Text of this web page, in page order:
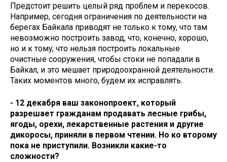
Предстоит решить целый ряд проблем и перекосов.
Например, сегодня ограничения по деятельности на
берегах Байкала приводят не только к тому, что там
невозможно построить завод, что, конечно, хорошо,
но и к тому, что нельзя построить локальные
очистные сооружения, чтобы стоки не попадали в
Байкал, и это мешает природоохранной деятельности.
Таких моментов много, будем их исправлять.
- 12 декабря ваш законопроект, который
разрешает гражданам продавать лесные грибы,
ягоды, орехи, лекарственные растения и другие
дикоросы, приняли в первом чтении. Но ко второму
пока не приступили. Возникли какие-то
сложности?